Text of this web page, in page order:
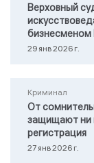
Верховный
бизнесменом
29 янв 2026 г.
Криминал
От
защищают ни
регистрация
27 янв 2026 г.